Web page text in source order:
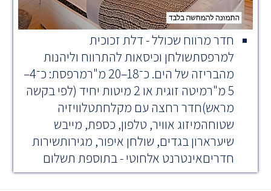
חדר מרווח שכולל - דלת זכוכית
למרפסתשולחן וכיסאות להתרווח וליהנות
מהבריזה של הים. כ־18–20 מ"רמרפסת: כ־4–
5 מ"רמיטה זוגית או 2 מיטות יחיד (לפי בקשה
מראש)חדר רחצה עם מקלחתטלוויזיה
שטוחהמיזוג אוויר, טלפון, כספת, מייבש
שיערארון בגדים, שולחן איפור, מגירותשירות
חדריםאינטרנט אלחוטי - בתוספת תשלום